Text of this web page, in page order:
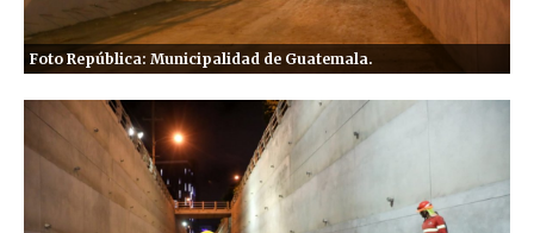
Foto República: Municipalidad de Guatemala.